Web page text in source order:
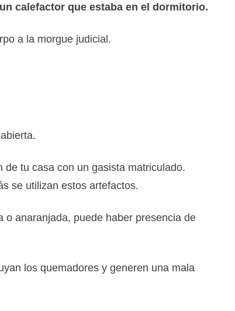
calefactor que estaba en el dormitorio.
a la morgue judicial.
tu casa con un gasista matriculado.
se utilizan estos artefactos.
o anaranjada, puede haber presencia de
los quemadores y generen una mala